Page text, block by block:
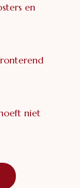
en
niet